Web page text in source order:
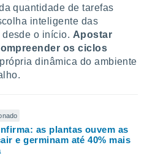
quantidade de tarefas
inteligente das
o início. Apostar
os ciclos
dinâmica do ambiente
as plantas ouvem as
e germinam até 40% mais